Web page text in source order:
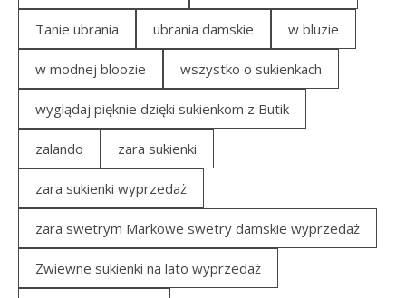
Tanie ubrania ubrania damskie w bluzie
w modnej bloozie wszystko o sukienkach
wyglądaj pięknie dzięki sukienkom z Butik
zalando zara sukienki
zara sukienki wyprzedaż
zara swetrym Markowe swetry damskie wyprzedaż
Zwiewne sukienki na lato wyprzedaż